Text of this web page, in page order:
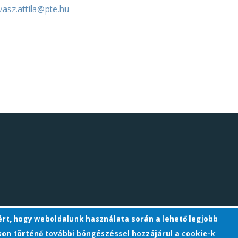
hogy weboldalunk használata során a lehető legjobb
történő további böngészéssel hozzájárul a cookie-k